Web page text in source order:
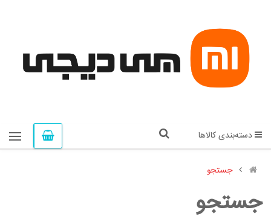
دسته‌بندی کالاها
جستجو
جستجو